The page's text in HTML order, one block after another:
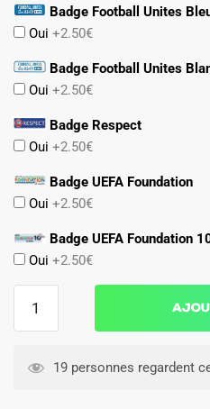
Badge Football Unites
Oui +2.50€
Badge Football Unites
Oui +2.50€
Badge Respect
Oui +2.50€
Badge UEFA Foundation
Oui +2.50€
Badge UEFA Foundation
Oui +2.50€
Portugal19 personnes regardent